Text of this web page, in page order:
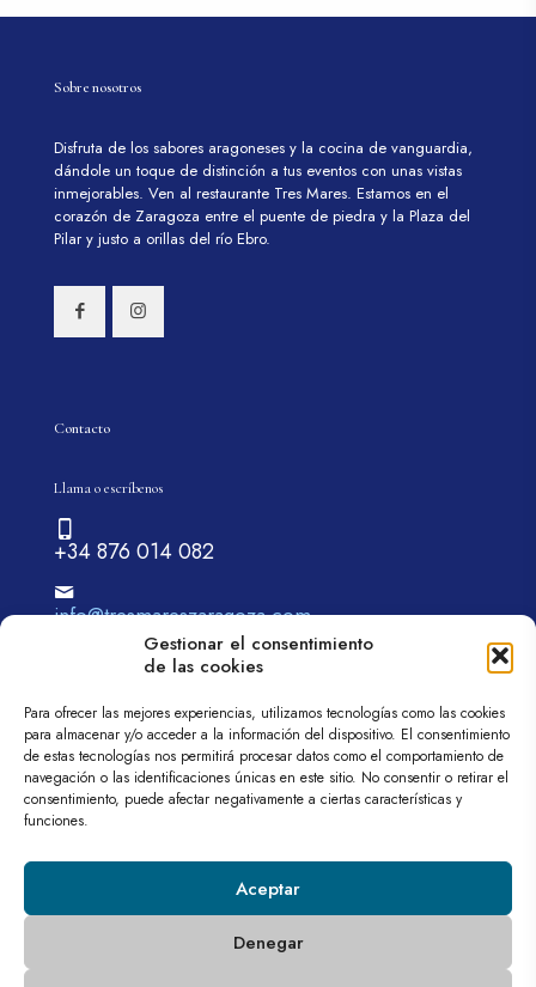
Gestionar el consentimiento
de las cookies
Para ofrecer las mejores experiencias, utilizamos tecnologías como las cookies
para almacenar y/o acceder a la información del dispositivo. El consentimiento
de estas tecnologías nos permitirá procesar datos como el comportamiento de
navegación o las identificaciones únicas en este sitio. No consentir o retirar el
consentimiento, puede afectar negativamente a ciertas características y
funciones.
Aceptar
Denegar
Sobre nosotros
Disfruta de los sabores aragoneses y la cocina de vanguardia,
dándole un toque de distinción a tus eventos con unas vistas
inmejorables. Ven al restaurante Tres Mares. Estamos en el
corazón de Zaragoza entre el puente de piedra y la Plaza del
Pilar y justo a orillas del río Ebro.
Contacto
Llama o escríbenos
+34 876 014 082
info@tresmareszaragoza.com
© 2026 tremareszaragoza.com| Todos los derechos
reservados
Aviso legal
Política de privacidad Política de cookies (UE)